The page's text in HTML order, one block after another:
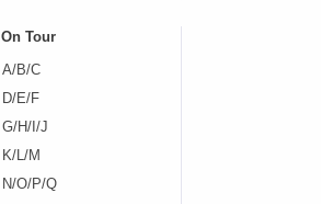
On Tour
A/B/C
D/E/F
G/H/I/J
K/L/M
N/O/P/Q